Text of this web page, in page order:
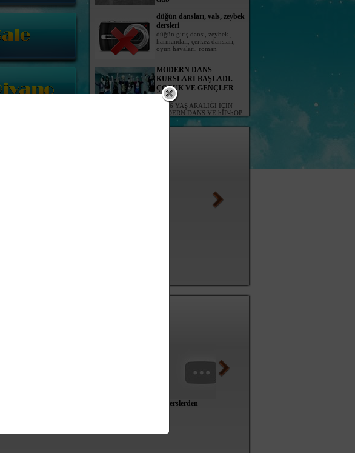
MODERN DANS
KURSLARI BAŞLADI.
ÇOCUK VE GENÇLER
İÇİN.
07-16 YAŞ ARALIĞI İÇİN
DERSLERİ AÇILIYOR. hafta içi ve hafta
sonu.AYRINTILI BİLGİ İÇİN: 0242-312-16-16
HALK DANSLARI
FESTİVALİ... ANTALYA -
FOLK DANCE
derslerden